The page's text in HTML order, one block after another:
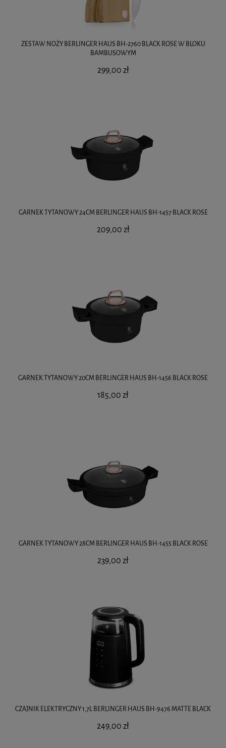
ZESTAW NOŻY BERLINGER HAUS BH-2760 BLACK ROSE W BLOKU
BAMBUSOWYM
299,00 zł
GARNEK TYTANOWY 24CM BERLINGER HAUS BH-1457 BLACK ROSE
209,00 zł
GARNEK TYTANOWY 20CM BERLINGER HAUS BH-1456 BLACK ROSE
185,00 zł
GARNEK TYTANOWY 28CM BERLINGER HAUS BH-1455 BLACK ROSE
239,00 zł
CZAJNIK ELEKTRYCZNY 1,7L BERLINGER HAUS BH-9476 MATTE BLACK
249,00 zł